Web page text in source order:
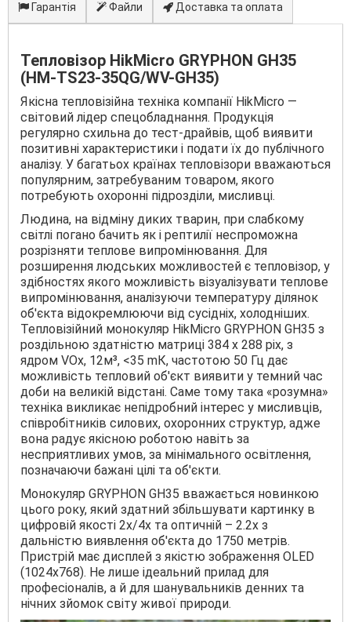
Гарантія Файли Доставка та оплата
Тепловізор HikMicro GRYPHON GH35
(HM-TS23-35QG/WV-GH35)
Якісна тепловізійна техніка компанії HikMicro —
світовий лідер спецобладнання. Продукція
регулярно схильна до тест-драйвів, щоб виявити
позитивні характеристики і подати їх до публічного
аналізу. У багатьох країнах тепловізори вважаються
популярним, затребуваним товаром, якого
потребують охоронні підрозділи, мисливці.
Людина, на відміну диких тварин, при слабкому
світлі погано бачить як і рептилії неспроможна
розрізняти теплове випромінювання. Для
розширення людських можливостей є тепловізор, у
здібностях якого можливість візуалізувати теплове
випромінювання, аналізуючи температуру ділянок
об'єкта відокремлюючи від сусідніх, холодніших.
Тепловізійний монокуляр HikMicro GRYPHON GH35 з
роздільною здатністю матриці 384 х 288 pix, з
ядром VOx, 12м³, <35 mК, частотою 50 Гц дає
можливість тепловий об'єкт виявити у темний час
доби на великій відстані. Саме тому така «розумна»
техніка викликає непідробний інтерес у мисливців,
співробітників силових, охоронних структур, адже
вона радує якісною роботою навіть за
несприятливих умов, за мінімального освітлення,
позначаючи бажані цілі та об'єкти.
Монокуляр GRYPHON GH35 вважається новинкою
цього року, який здатний збільшувати картинку в
цифровій якості 2х/4х та оптичній – 2.2х з
дальністю виявлення об'єкта до 1750 метрів.
Пристрій має дисплей з якістю зображення OLED
(1024х768). Не лише ідеальний прилад для
професіоналів, а й для шанувальників денних та
нічних зйомок світу живої природи.